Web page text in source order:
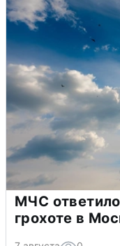
МЧС
грохоте в